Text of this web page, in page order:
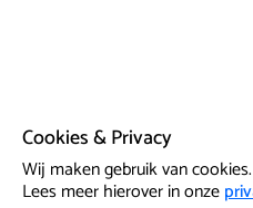
Cookies & Privacy
Wij maken gebruik van cookies.
Lees meer hierover in onze